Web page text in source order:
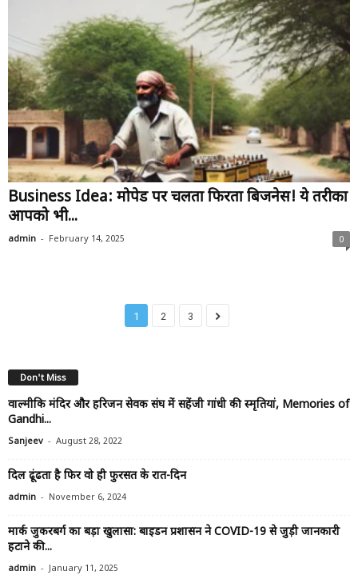
Business Idea: मोपेड पर चलता फिरता बिजनेस! ये तरीका
आपको भी...
admin - February 14, 2025 0
1 2 3
Don't Miss
वाल्मीकि मंदिर और हरिजन सेवक संघ में सहेंजी गांधी की स्मृतियां, Memories of
Gandhi...
Sanjeev - August 28, 2022
दिल ढूंढता है फिर वो ही फुरसत के रात-दिन
admin - November 6, 2024
मार्क जुकरबर्ग का बड़ा खुलासा: बाइडन प्रशासन ने COVID-19 से जुड़ी जानकारी
हटाने की...
admin - January 11, 2025